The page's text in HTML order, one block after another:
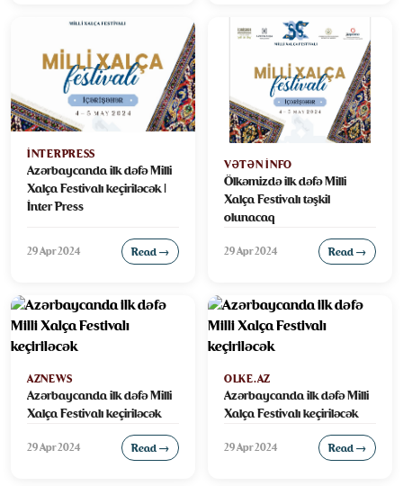
INTERPRESS
Azərbaycanda ilk dəfə Milli
Xalça Festivalı keçiriləcək |
İnter Press
29 Apr 2024 Read →
VƏTƏN INFO
Ölkəmizdə ilk dəfə Milli
Xalça Festivalı təşkil
olunacaq
29 Apr 2024 Read →
AZNEWS
Azərbaycanda ilk dəfə Milli
Xalça Festivalı keçiriləcək
29 Apr 2024 Read →
OLKE.AZ
Azərbaycanda ilk dəfə Milli
Xalça Festivalı keçiriləcək
29 Apr 2024 Read →